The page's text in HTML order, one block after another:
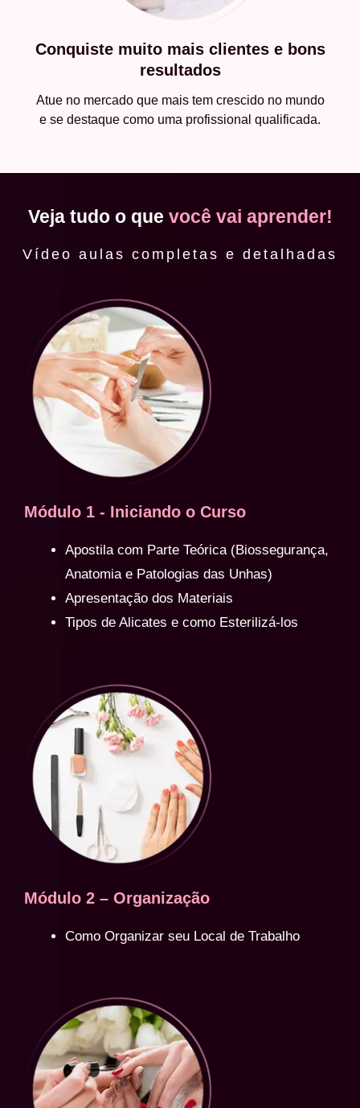
Conquiste muito mais clientes e bons
resultados
Atue no mercado que mais tem crescido no mundo
e se destaque como uma profissional qualificada.
Veja tudo o que você vai aprender!
Vídeo aulas completas e detalhadas
Módulo 1 - Iniciando o Curso
Apostila com Parte Teórica (Biossegurança,
Anatomia e Patologias das Unhas)
Apresentação dos Materiais
Tipos de Alicates e como Esterilizá-los
Módulo 2 – Organização
Como Organizar seu Local de Trabalho